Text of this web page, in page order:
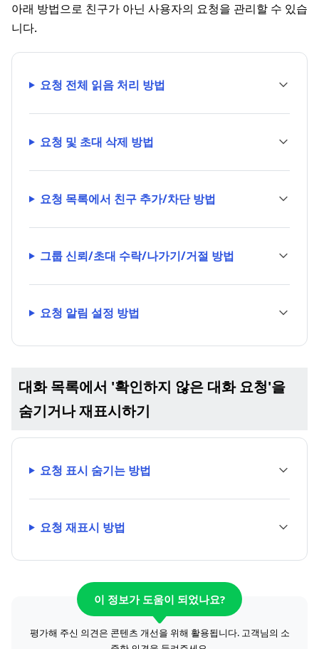
아래 방법으로 친구가 아닌 사용자의 요청을 관리할 수 있습
니다.
요청 전체 읽음 처리 방법
요청 및 초대 삭제 방법
요청 목록에서 친구 추가/차단 방법
그룹 신뢰/초대 수락/나가기/거절 방법
요청 알림 설정 방법
대화 목록에서 '확인하지 않은 대화 요청'을
숨기거나 재표시하기
요청 표시 숨기는 방법
요청 재표시 방법
이 정보가 도움이 되었나요?
평가해 주신 의견은 콘텐츠 개선을 위해 활용됩니다. 고객님의 소